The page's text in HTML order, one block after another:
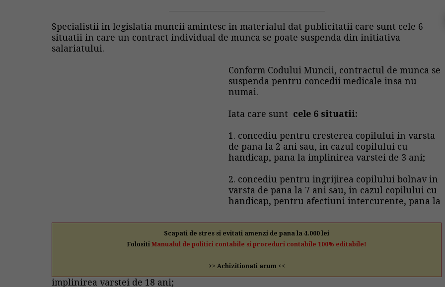
Specialistii in legislatia muncii amintesc in materialul dat publicitatii care sunt cele 6
situatii in care un contract individual de munca se poate suspenda din initiativa
salariatului.
Conform Codului Muncii, contractul de munca se
suspenda pentru concedii medicale insa nu
numai.
Iata care sunt cele 6 situatii:
1. concediu pentru cresterea copilului in varsta
de pana la 2 ani sau, in cazul copilului cu
handicap, pana la implinirea varstei de 3 ani;
Scapati de stres si evitati amenzi de pana la 4.000 lei
Folositi Manualul de politici contabile si proceduri contabile 100% editabile!
>> Achizitionati acum <<
2. concediu pentru ingrijirea copilului bolnav in
varsta de pana la 7 ani sau, in cazul copilului cu
handicap, pentru afectiuni intercurente, pana la
implinirea varstei de 18 ani;